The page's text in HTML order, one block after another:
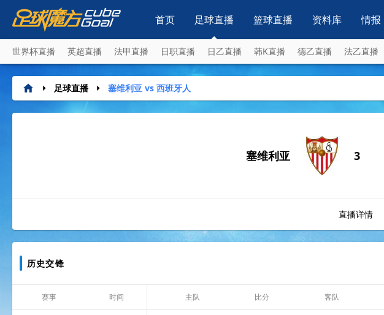
首页 足球直播
世界杯直播 英超直播 法甲直播 日职直播 日乙直播 韩K直播 德乙直播 法乙直播
篮球直播 资料库 情报
足球直播 塞维利亚 vs 西班牙人
塞维利亚 3
直播详情
历史交锋
赛事 时间 主队 比分 客队